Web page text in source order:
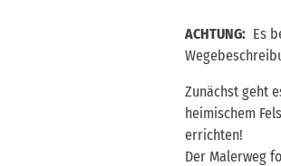
ACHTUNG: Es
Zunächst geht
heimischem
errichten!
Der Malerweg